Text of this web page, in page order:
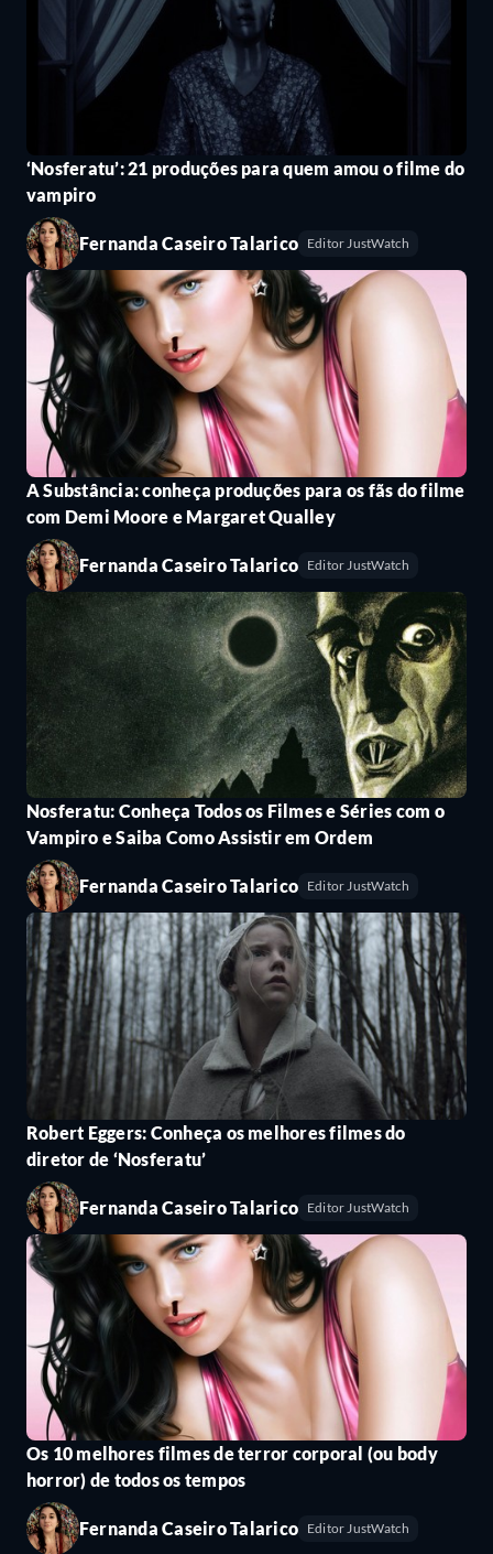
‘Nosferatu’: 21 produções para quem amou o filme do
vampiro
Fernanda Caseiro Talarico Editor JustWatch
A Substância: conheça produções para os fãs do filme
com Demi Moore e Margaret Qualley
Fernanda Caseiro Talarico Editor JustWatch
Nosferatu: Conheça Todos os Filmes e Séries com o
Vampiro e Saiba Como Assistir em Ordem
Fernanda Caseiro Talarico Editor JustWatch
Robert Eggers: Conheça os melhores filmes do
diretor de ‘Nosferatu’
Fernanda Caseiro Talarico Editor JustWatch
Os 10 melhores filmes de terror corporal (ou body
horror) de todos os tempos
Fernanda Caseiro Talarico Editor JustWatch